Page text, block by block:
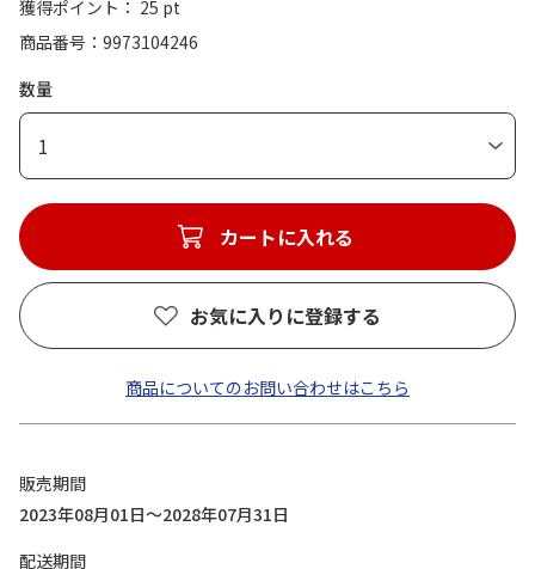
獲得ポイント： 25 pt
商品番号
9973104246
数量
1
カートに入れる
お気に入りに登録する
商品についてのお問い合わせはこちら
販売期間
2023年08月01日～2028年07月31日
配送期間